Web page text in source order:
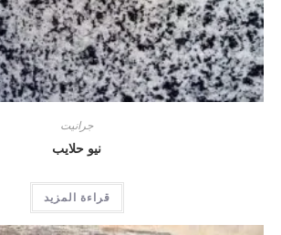
جرانيت
نيو حلايب
قراءة المزيد